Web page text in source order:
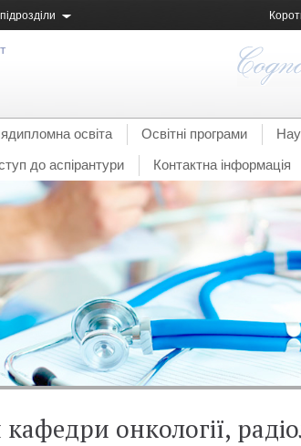
освіта Освітні програми
до аспірантури Контактна інформація
онкології,